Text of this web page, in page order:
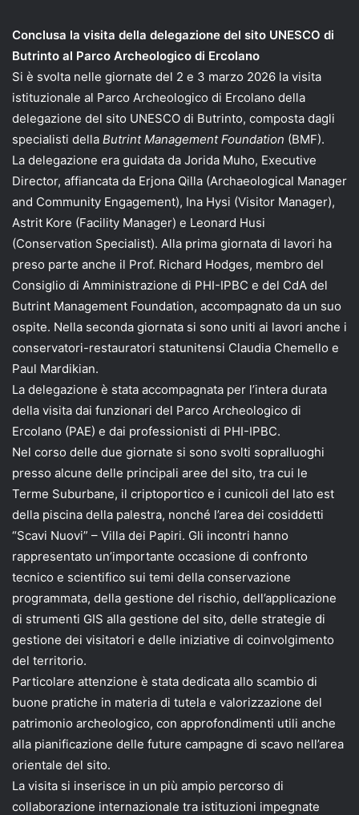
Conclusa la visita della delegazione del sito UNESCO di
Butrinto al Parco Archeologico di Ercolano
Si è svolta nelle giornate del 2 e 3 marzo 2026 la visita
istituzionale al Parco Archeologico di Ercolano della
delegazione del sito UNESCO di Butrinto, composta dagli
specialisti della Butrint Management Foundation (BMF).
La delegazione era guidata da Jorida Muho, Executive
Director, affiancata da Erjona Qilla (Archaeological Manager
and Community Engagement), Ina Hysi (Visitor Manager),
Astrit Kore (Facility Manager) e Leonard Husi
(Conservation Specialist). Alla prima giornata di lavori ha
preso parte anche il Prof. Richard Hodges, membro del
Consiglio di Amministrazione di PHI-IPBC e del CdA del
Butrint Management Foundation, accompagnato da un suo
ospite. Nella seconda giornata si sono uniti ai lavori anche i
conservatori-restauratori statunitensi Claudia Chemello e
Paul Mardikian.
La delegazione è stata accompagnata per l’intera durata
della visita dai funzionari del Parco Archeologico di
Ercolano (PAE) e dai professionisti di PHI-IPBC.
Nel corso delle due giornate si sono svolti sopralluoghi
presso alcune delle principali aree del sito, tra cui le
Terme Suburbane, il criptoportico e i cunicoli del lato est
della piscina della palestra, nonché l’area dei cosiddetti
“Scavi Nuovi” – Villa dei Papiri. Gli incontri hanno
rappresentato un’importante occasione di confronto
tecnico e scientifico sui temi della conservazione
programmata, della gestione del rischio, dell’applicazione
di strumenti GIS alla gestione del sito, delle strategie di
gestione dei visitatori e delle iniziative di coinvolgimento
del territorio.
Particolare attenzione è stata dedicata allo scambio di
buone pratiche in materia di tutela e valorizzazione del
patrimonio archeologico, con approfondimenti utili anche
alla pianificazione delle future campagne di scavo nell’area
orientale del sito.
La visita si inserisce in un più ampio percorso di
collaborazione internazionale tra istituzioni impegnate